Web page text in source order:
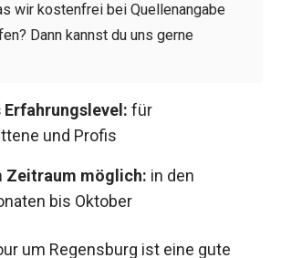
wir kostenfrei bei Quellenangabe
Dann kannst du uns gerne
für
und Profis
Zeitraum möglich: in den
bis Oktober
um Regensburg ist eine gute